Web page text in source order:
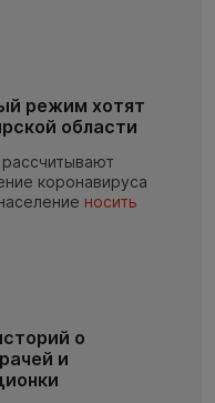
режим хотят
области
коронавируса
носить
о
и